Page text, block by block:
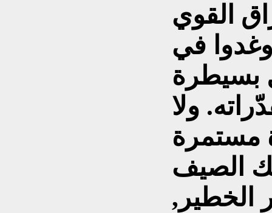
القوي
في
بسيطرة
ولا
الصيف
الخطير,